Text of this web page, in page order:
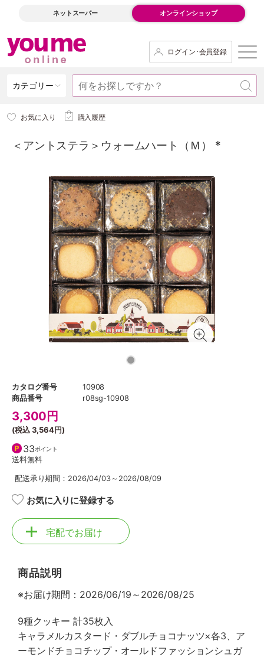
ネットスーパー オンラインショップ
ログイン･会員登録
カテゴリー
お気に入り 購入履歴
＜アントステラ＞ウォームハート（Ｍ） *
カタログ番号
10908
商品番号
r08sg-10908
3,300 円
(税込3,564円)
33ポイント
送料無料
配送承り期間：2026/04/03～2026/08/09
お気に入りに登録する
宅配でお届け
商品説明
※お届け期間：2026/06/19～2026/08/25
9種クッキー 計35枚入
キャラメルカスタード・ダブルチョコナッツ×各3、ア
ーモンドチョコチップ・オールドファッションシュガ